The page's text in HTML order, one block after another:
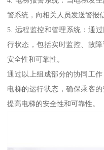
警系统，向相关人员发送警报
5. 远程监控和管理系统：通
行状态，包括实时监控、故
安全性和可靠性。
通过以上组成部分的协同工
电梯的运行状态，确保乘客
提高电梯的安全性和可靠性。